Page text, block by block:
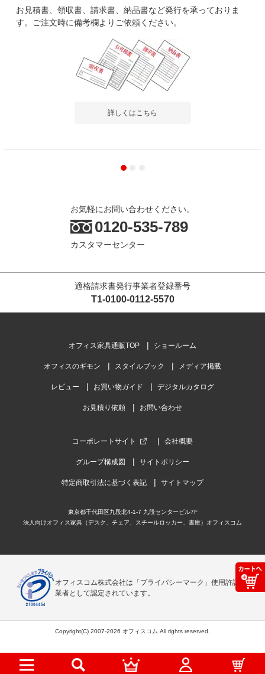
お見積書、領収書、請求書、納品書など発行を承っておりま
す。ご注文時に備考欄よりご依頼ください。
詳しくはこちら
お気軽にお問い合わせください。
0120-535-789
カスタマーセンター
適格請求書発行事業者登録番号
T1-0100-0112-5570
オフィス家具通販TOP ショールーム
オフィスのギモン スタイルブック メディア掲載
レビュー お買い物ガイド デジタルカタログ
お見積り依頼 お問い合わせ
コーポレートサイト 会社概要
グループ構成図 サイトポリシー
特定商取引法に基づく表記 サイトマップ
東京都千代田区九段北4-1-7 九段センタービル7F
法人向けオフィス家具（デスク、チェア、スチールロッカー、書庫）オフィスコム
オフィスコム株式会社は「プライバシーマーク」使用許諾事
業者として認定されています。
Copyright(C) 2007-2026 オフィスコム All rights reserved.